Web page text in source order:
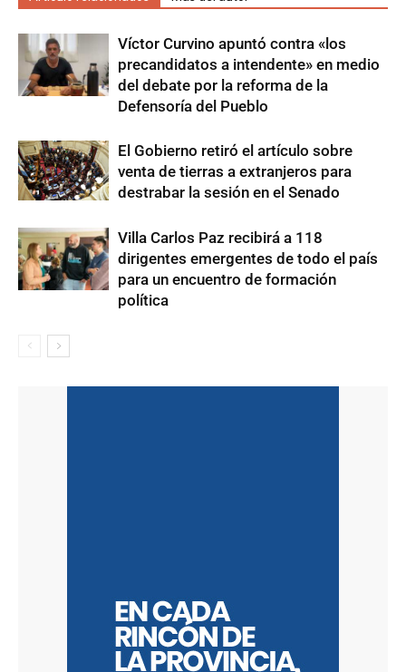
Víctor Curvino apuntó contra «los
precandidatos a intendente» en medio
del debate por la reforma de la
Defensoría del Pueblo
El Gobierno retiró el artículo sobre
venta de tierras a extranjeros para
destrabar la sesión en el Senado
Villa Carlos Paz recibirá a 118
dirigentes emergentes de todo el país
para un encuentro de formación
política